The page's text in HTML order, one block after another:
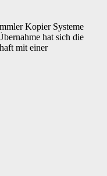
Kopier Systeme
hat sich die
mit einer